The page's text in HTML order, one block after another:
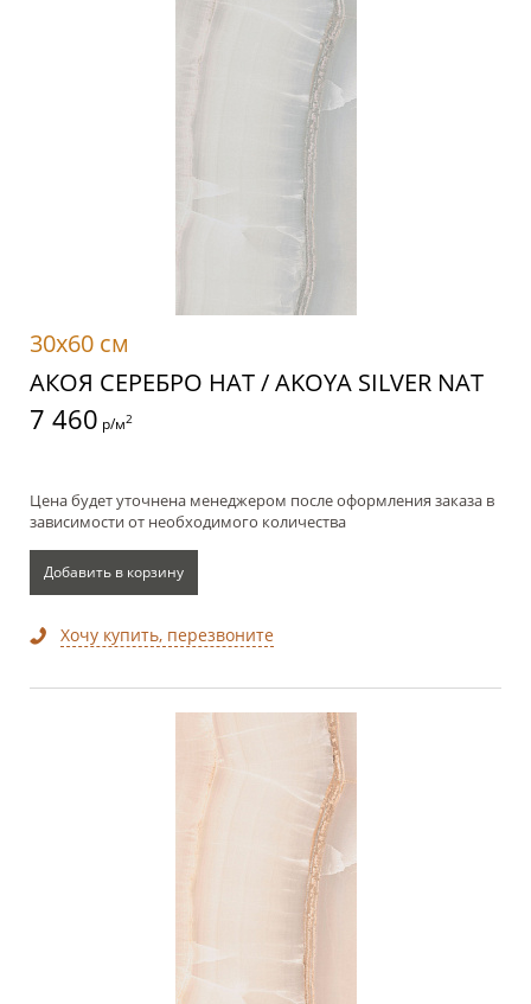
30x60 см
АКОЯ СЕРЕБРО НАТ / AKOYA SILVER NAT
7 460 р/м2
Цена будет уточнена менеджером после оформления заказа в
зависимости от необходимого количества
Добавить в корзину
Хочу купить, перезвоните